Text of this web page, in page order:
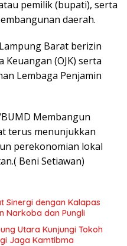
pemilik (bupati), serta
daerah.
Barat berizin
Keuangan (OJK) serta
Lembaga Penjamin
Membangun
terus menunjukkan
perekonomian lokal
Beni Setiawan)
Sinergi dengan Kalapas
Narkoba dan Pungli
Utara Kunjungi Tokoh
Jaga Kamtibma